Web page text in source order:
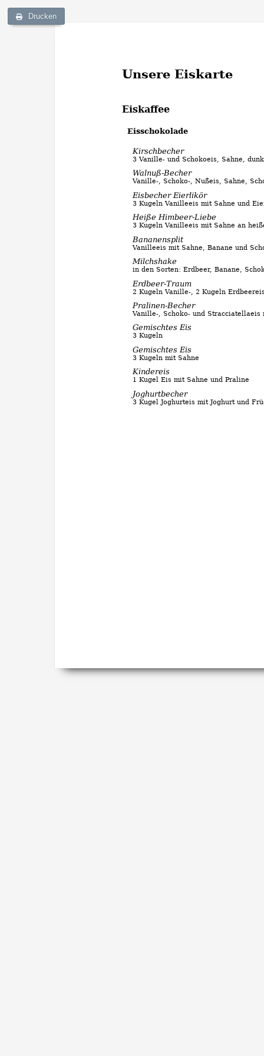
Unsere Eiskarte
Eiskaffee
Eisschokolade
Kirschbecher
3 Vanille- und Schokoeis, Sahne,
Walnuß-Becher
Vanille-, Schoko-, Nußeis, Sahne,
Eisbecher Eierlikör
3 Kugeln Vanilleeis mit Sahne und
Heiße Himbeer-Liebe
3 Kugeln Vanilleeis mit Sahne an
Bananensplit
Vanilleeis mit Sahne, Banane und
Milchshake
in den Sorten: Erdbeer, Banane,
Erdbeer-Traum
2 Kugeln Vanille-, 2 Kugeln
Pralinen-Becher
Vanille-, Schoko- und Stracciatellaeis
Gemischtes Eis
3 Kugeln
Gemischtes Eis
3 Kugeln mit Sahne
Kindereis
1 Kugel Eis mit Sahne und Praline
Joghurtbecher
3 Kugel Joghurteis mit Joghurt und
Drucken